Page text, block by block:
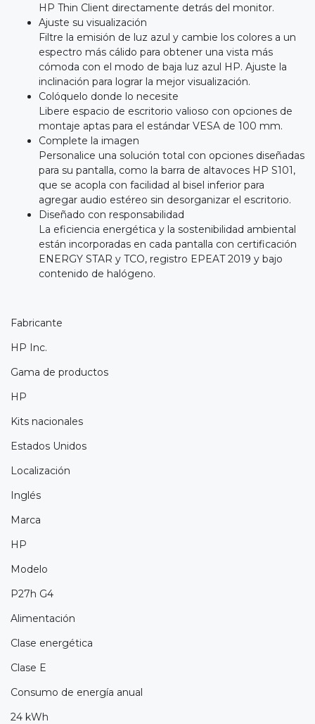
HP Thin Client directamente detrás del monitor.
Ajuste su visualización
Filtre la emisión de luz azul y cambie los colores a un
espectro más cálido para obtener una vista más
cómoda con el modo de baja luz azul HP. Ajuste la
inclinación para lograr la mejor visualización.
Colóquelo donde lo necesite
Libere espacio de escritorio valioso con opciones de
montaje aptas para el estándar VESA de 100 mm.
Complete la imagen
Personalice una solución total con opciones diseñadas
para su pantalla, como la barra de altavoces HP S101,
que se acopla con facilidad al bisel inferior para
agregar audio estéreo sin desorganizar el escritorio.
Diseñado con responsabilidad
La eficiencia energética y la sostenibilidad ambiental
están incorporadas en cada pantalla con certificación
ENERGY STAR y TCO, registro EPEAT 2019 y bajo
contenido de halógeno.
Fabricante
HP Inc.
Gama de productos
HP
Kits nacionales
Estados Unidos
Localización
Inglés
Marca
HP
Modelo
P27h G4
Alimentación
Clase energética
Clase E
Consumo de energía anual
24 kWh